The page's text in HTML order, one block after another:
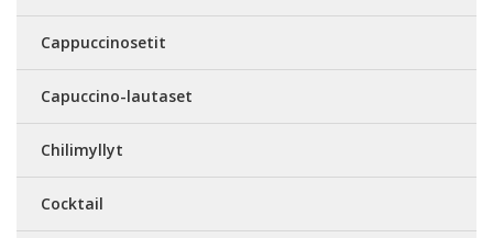
Cappuccinosetit
Capuccino-lautaset
Chilimyllyt
Cocktail